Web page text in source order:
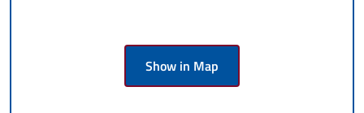
Show in Map